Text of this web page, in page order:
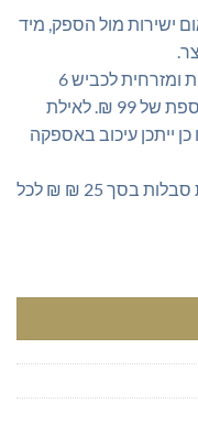
בעלות 180 ₪ בתיאום ישירות מול הספק, מיד
בהובלה דרומה לבאר שבע, צפונה לקריות ומזרחית לכביש 6
(למעט יישובי ירושלים ומודיעין) תחול תוספת של 99 ₪. לאילת
תחול תוספת 250 ₪. כמו כן ייתכן עיכוב באספקה
בהובלה לבניין ללא מעלית, תחול תוספת סבלות בסך 25 ₪ ₪ לכל